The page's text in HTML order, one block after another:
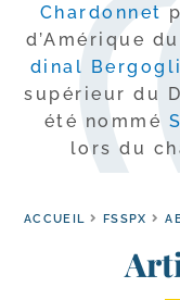
Chardonnet
d’Amérique
di­nal
supé­rieur du
été nom­mé
lors du
ACCUEIL FSSPX